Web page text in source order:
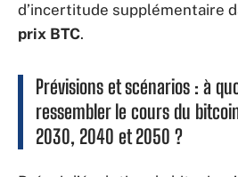
d’incertitude supplémentaire
prix BTC.
Prévisions et scénarios : à
ressembler le cours du
2030, 2040 et 2050 ?